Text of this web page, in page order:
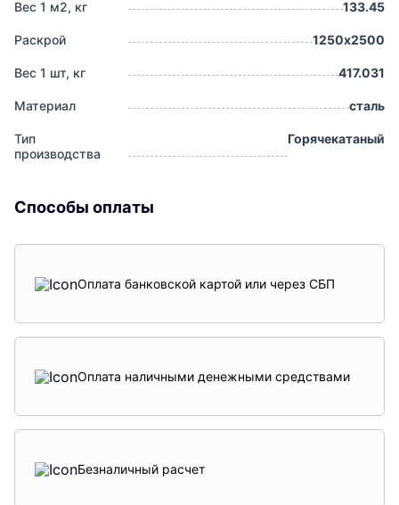
Вес 1 м2, кг 133.45
Раскрой 1250х2500
Вес 1 шт, кг 417.031
Материал сталь
Тип
производства
Горячекатаный
Способы оплаты
Оплата банковской картой или через СБП
Оплата наличными денежными средствами
Безналичный расчет